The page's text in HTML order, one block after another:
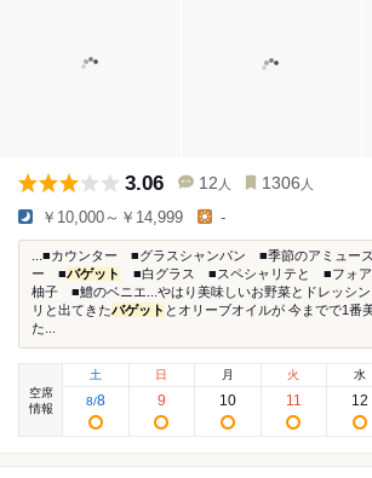
3.06 12 人 1306 人
￥10,000～￥14,999 -
...■カウンター ■グラスシャンパン ■季節のアミュー
ー ■バゲット
■白グラス ■スペシャリテと ■フォア
柚子 ■鱧のベニエ...やはり美味しいお野菜とドレッシン
リと出てきたバゲット とオリーブオイルが 今までで1番
た...
空席
情報
土
8/8
日
9
月
10
火
11
水
12